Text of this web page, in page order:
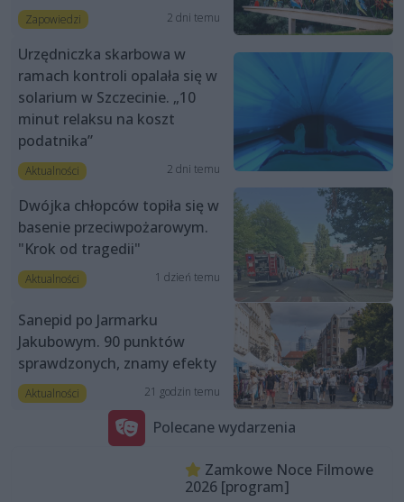
Zapowiedzi 2 dni temu
Urzędniczka skarbowa w
ramach kontroli opalała się w
solarium w Szczecinie. „10
minut relaksu na koszt
podatnika”
Aktualności 2 dni temu
Dwójka chłopców topiła się w
basenie przeciwpożarowym.
"Krok od tragedii"
Aktualności 1 dzień temu
Sanepid po Jarmarku
Jakubowym. 90 punktów
sprawdzonych, znamy efekty
Aktualności 21 godzin temu
Polecane wydarzenia
Zamkowe Noce Filmowe
2026 [program]